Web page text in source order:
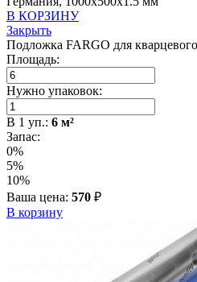
В КОРЗИНУ
Закрыть
Подложка FARGO для
Площадь:
Нужно упаковок:
В 1 уп.: 6 м²
Запас:
0%
5%
10%
Ваша цена: 570 ₽
В корзину